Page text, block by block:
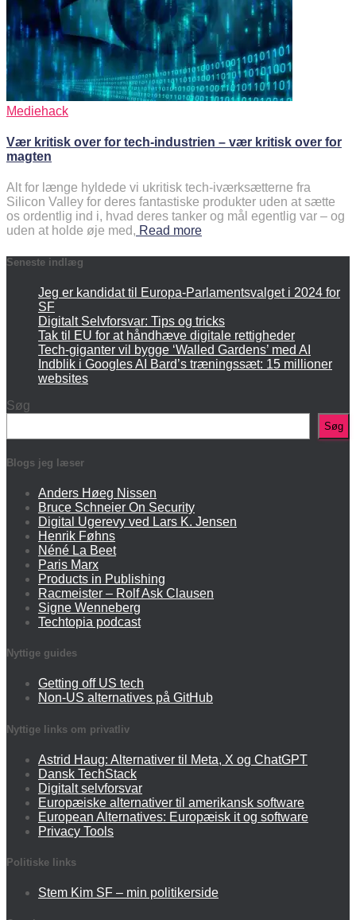
Mediehack
Vær kritisk over for tech-industrien – vær kritisk over for
magten
Alt for længe hyldede vi ukritisk tech-iværksætterne fra
Silicon Valley for deres fantastiske produkter uden at sætte
os ordentlig ind i, hvad deres tanker og mål egentlig var – og
uden at holde øje med, Read more
Seneste indlæg
Jeg er kandidat til Europa-Parlamentsvalget i 2024 for
SF
Digitalt Selvforsvar: Tips og tricks
Tak til EU for at håndhæve digitale rettigheder
Tech-giganter vil bygge ‘Walled Gardens’ med AI
Indblik i Googles AI Bard’s træningssæt: 15 millioner
websites
Søg
Søg
Blogs jeg læser
Anders Høeg Nissen
Bruce Schneier On Security
Digital Ugerevy ved Lars K. Jensen
Henrik Føhns
Néné La Beet
Paris Marx
Products in Publishing
Racmeister – Rolf Ask Clausen
Signe Wenneberg
Techtopia podcast
Nyttige guides
Getting off US tech
Non-US alternatives på GitHub
Nyttige links om privatliv
Astrid Haug: Alternativer til Meta, X og ChatGPT
Dansk TechStack
Digitalt selvforsvar
Europæiske alternativer til amerikansk software
European Alternatives: Europæisk it og software
Privacy Tools
Politiske links
Stem Kim SF – min politikerside